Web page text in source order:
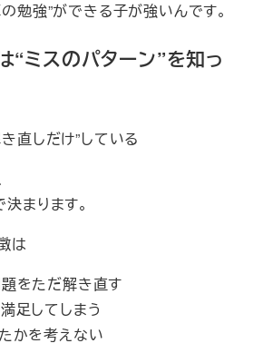
勉強”ができる子が強いんです。
ミスのパターン”を知っ
直しだけ”している
決まります。
は
をただ解き直す
足してしまう
かを考えない